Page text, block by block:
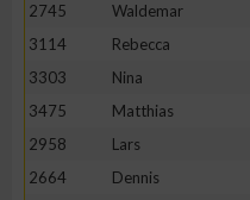
2745
Waldemar
3114
Rebecca
3303
Nina
3475
Matthias
2958
Lars
2664
Dennis